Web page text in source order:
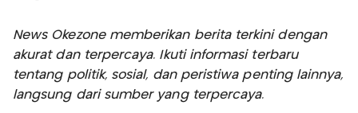
News Okezone memberikan berita terkini dengan
akurat dan terpercaya. Ikuti informasi terbaru
tentang politik, sosial, dan peristiwa penting lainnya,
langsung dari sumber yang terpercaya.